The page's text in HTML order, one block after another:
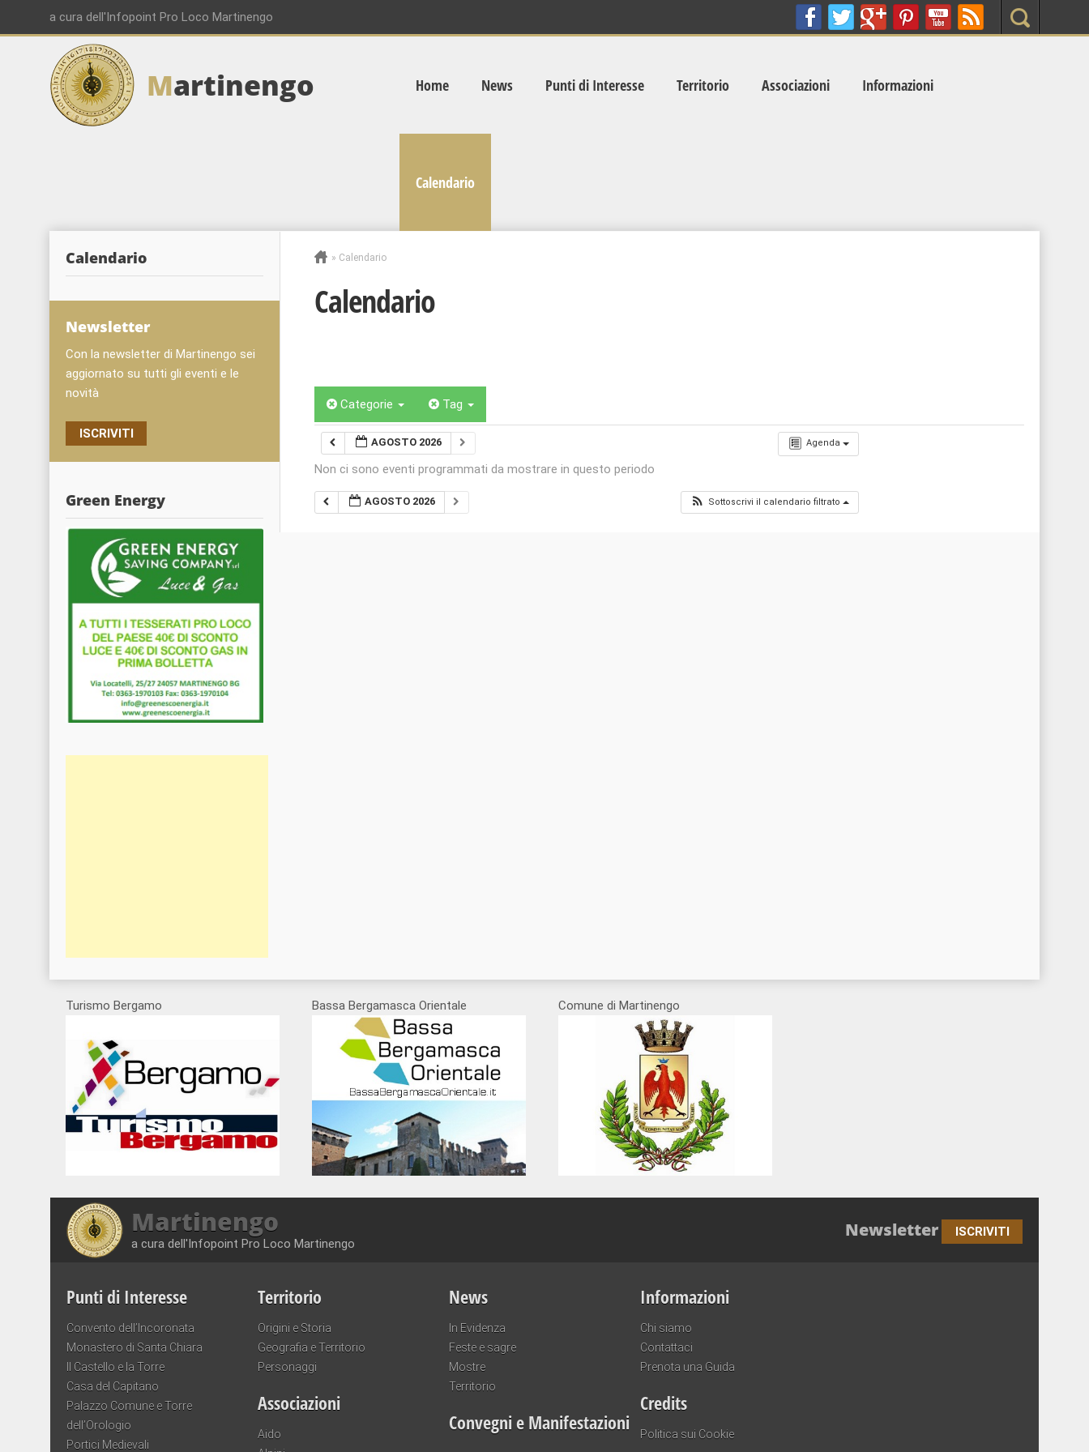
a cura dell'Infopoint Pro Loco Martinengo Search
Martinengo Home News Punti di Interesse Territorio Associazioni Informazioni
Calendario
» Calendario
Calendario
Categorie Tag
Agenda
AGOSTO 2026
Non ci sono eventi programmati da mostrare in questo periodo
AGOSTO 2026 Sottoscrivi il calendario filtrato
Calendario
Newsletter
Con la newsletter di Martinengo sei
aggiornato su tutti gli eventi e le
novità
ISCRIVITI
Green Energy
Turismo Bergamo Bassa Bergamasca Orientale Comune di Martinengo
Martinengo
a cura dell'Infopoint Pro Loco Martinengo
Newsletter ISCRIVITI
Punti di Interesse
Convento dell’Incoronata
Monastero di Santa Chiara
Il Castello e la Torre
Casa del Capitano
Palazzo Comune e Torre
dell’Orologio
Portici Medievali
Territorio
Origini e Storia
Geografia e Territorio
Personaggi
Associazioni
Aido
News
In Evidenza
Feste e sagre
Mostre
Territorio
Convegni e Manifestazioni
Informazioni
Chi siamo
Contattaci
Prenota una Guida
Credits
Politica sui Cookie